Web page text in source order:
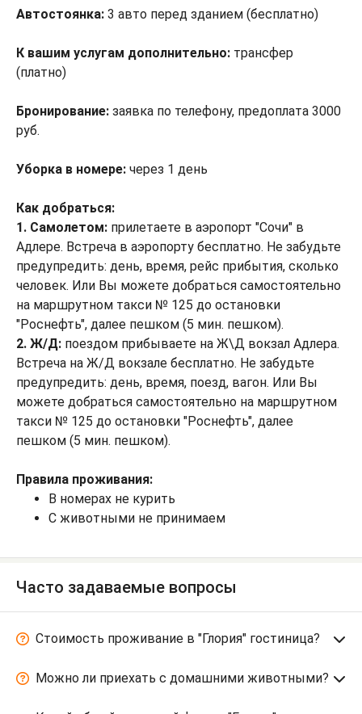
Автостоянка: 3 авто перед зданием (бесплатно)
К вашим услугам дополнительно: трансфер
(платно)
Бронирование: заявка по телефону, предоплата 3000
руб.
Уборка в номере: через 1 день
Как добраться:
1. Самолетом: прилетаете в аэропорт "Сочи" в
Адлере. Встреча в аэропорту бесплатно. Не забудьте
предупредить: день, время, рейс прибытия, сколько
человек. Или Вы можете добраться самостоятельно
на маршрутном такси № 125 до остановки
"Роснефть", далее пешком (5 мин. пешком).
2. Ж/Д: поездом прибываете на Ж\Д вокзал Адлера.
Встреча на Ж/Д вокзале бесплатно. Не забудьте
предупредить: день, время, поезд, вагон. Или Вы
можете добраться самостоятельно на маршрутном
такси № 125 до остановки "Роснефть", далее
пешком (5 мин. пешком).
Правила проживания:
В номерах не курить
С животными не принимаем
Часто задаваемые вопросы
Стоимость проживание в "Глория" гостиница?
Можно ли приехать с домашними животными?